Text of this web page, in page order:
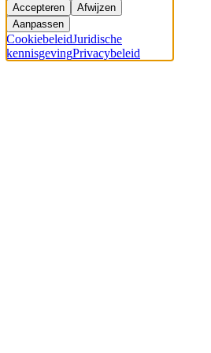
Accepteren
Afwijzen
Aanpassen
CookiebeleidJuridische
kennisgevingPrivacybeleid